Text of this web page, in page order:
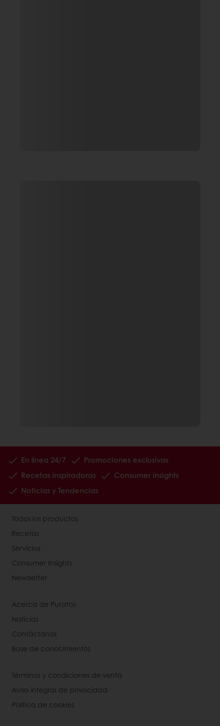
En línea 24/7
Promociones exclusivas
Recetas inspiradoras
Consumer insights
Noticias y Tendencias
Todos los productos
Recetas
Servicios
Consumer Insights
Newsletter
Acerca de Puratos
Noticias
Contáctanos
Base de conocimientos
Términos y condiciones de venta
Aviso integral de privacidad
Política de cookies